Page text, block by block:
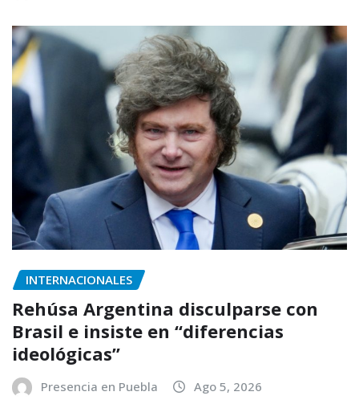
INTERNACIONALES
Rehúsa Argentina disculparse con
Brasil e insiste en “diferencias
ideológicas”
Presencia en Puebla Ago 5, 2026